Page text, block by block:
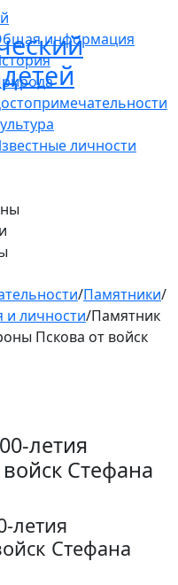
информация
личности
/Памятники/
и личности/Памятник
Пскова от войск
летия
Стефана
летия
Стефана